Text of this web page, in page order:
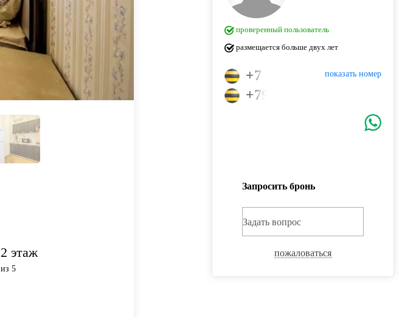
2 этаж
из 5
проверенный пользователь
размещается больше двух лет
показать номер
+7 (905) 708-56-39
+79057085639
Запросить бронь
Задать вопрос
пожаловаться